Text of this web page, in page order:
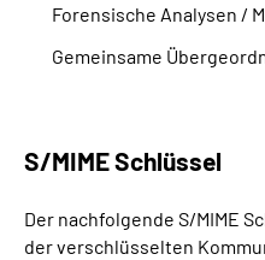
Forensische Analysen /
Gemeinsame
S/MIME Schlüssel
Der nachfolgende S/MIME
der verschlüsselten